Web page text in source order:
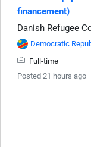
financement)
Danish Refugee
Democratic
Full-time
Posted 21 hours ago